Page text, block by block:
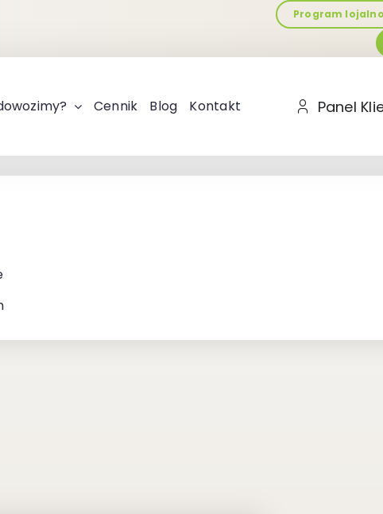
Program
Cennik Blog Kontakt Panel